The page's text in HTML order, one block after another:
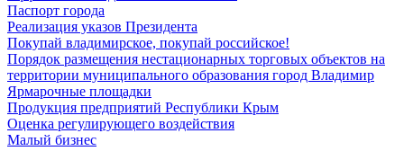
Паспорт города
Реализация указов Президента
Покупай владимирское, покупай российское!
Порядок размещения нестационарных торговых объектов на
территории муниципального образования город Владимир
Ярмарочные площадки
Продукция предприятий Республики Крым
Оценка регулирующего воздействия
Малый бизнес